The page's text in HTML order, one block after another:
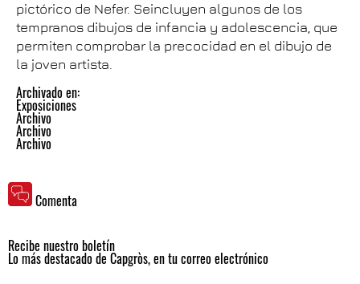
pictórico de Nefer. Seincluyen algunos de los
tempranos dibujos de infancia y adolescencia, que
permiten comprobar la precocidad en el dibujo de
la joven artista.
Archivado en:
Exposiciones
Archivo
Archivo
Archivo
Comenta
Recibe nuestro boletín
Lo más destacado de Capgròs, en tu correo electrónico